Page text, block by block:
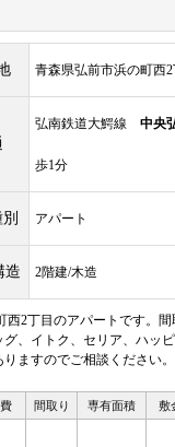
青森県弘前市浜の町西2
弘南鉄道大鰐線 中央
歩1分
アパート
造 2階建/木造
2丁目のアパートです。
、イトク、セリア、ハッ
ますのでご相談ください。
間取り 専有面積 敷